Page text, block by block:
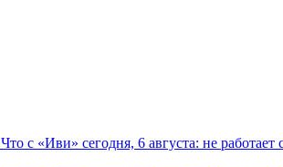
Что с «Иви» сегодня, 6 августа: не